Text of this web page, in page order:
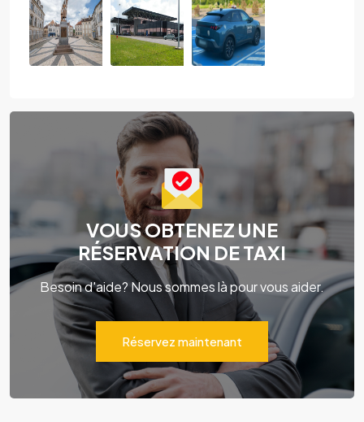
VOUS OBTENEZ UNE
RÉSERVATION DE TAXI
Besoin d'aide? Nous sommes là pour vous aider.
Réservez maintenant